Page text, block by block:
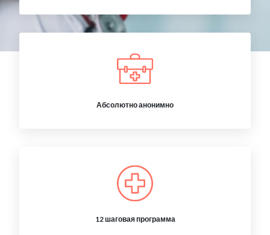
Абсолютно анонимно
12 шаговая программа